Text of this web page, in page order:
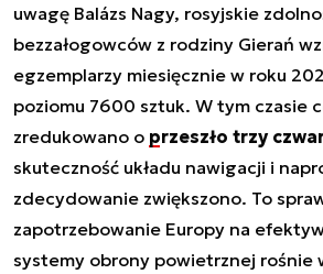
uwagę Balázs Nagy, rosyjskie
bezzałogowców z rodziny Gierań
egzemplarzy miesięcznie w roku
poziomu 7600 sztuk. W tym czasie
zredukowano o przeszło trzy
skuteczność układu nawigacji i
zdecydowanie zwiększono. To
zapotrzebowanie Europy na
systemy obrony powietrznej rośnie